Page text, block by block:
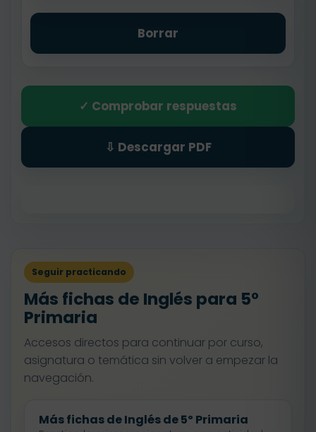
Borrar
✓ Comprobar respuestas
⇩ Descargar PDF
Seguir practicando
Más fichas de Inglés para 5º
Primaria
Accesos directos para continuar por curso,
asignatura o temática sin volver a empezar la
navegación.
Más fichas de Inglés de 5º Primaria